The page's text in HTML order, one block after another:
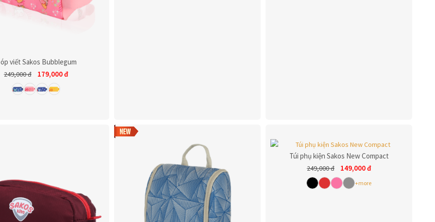
viết Sakos Bubblegum
249,000đ 179,000đ
Túi phụ kiện Sakos New Compact
249,000đ 149,000đ
+more